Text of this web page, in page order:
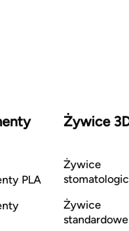
PLA
Żywice
Żywice
Żywice
standardowe